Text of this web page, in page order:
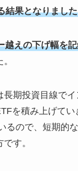
結果となりまし
越えの下げ幅を
長期投資目線で
を積み上げてい
るので、短期的
す。